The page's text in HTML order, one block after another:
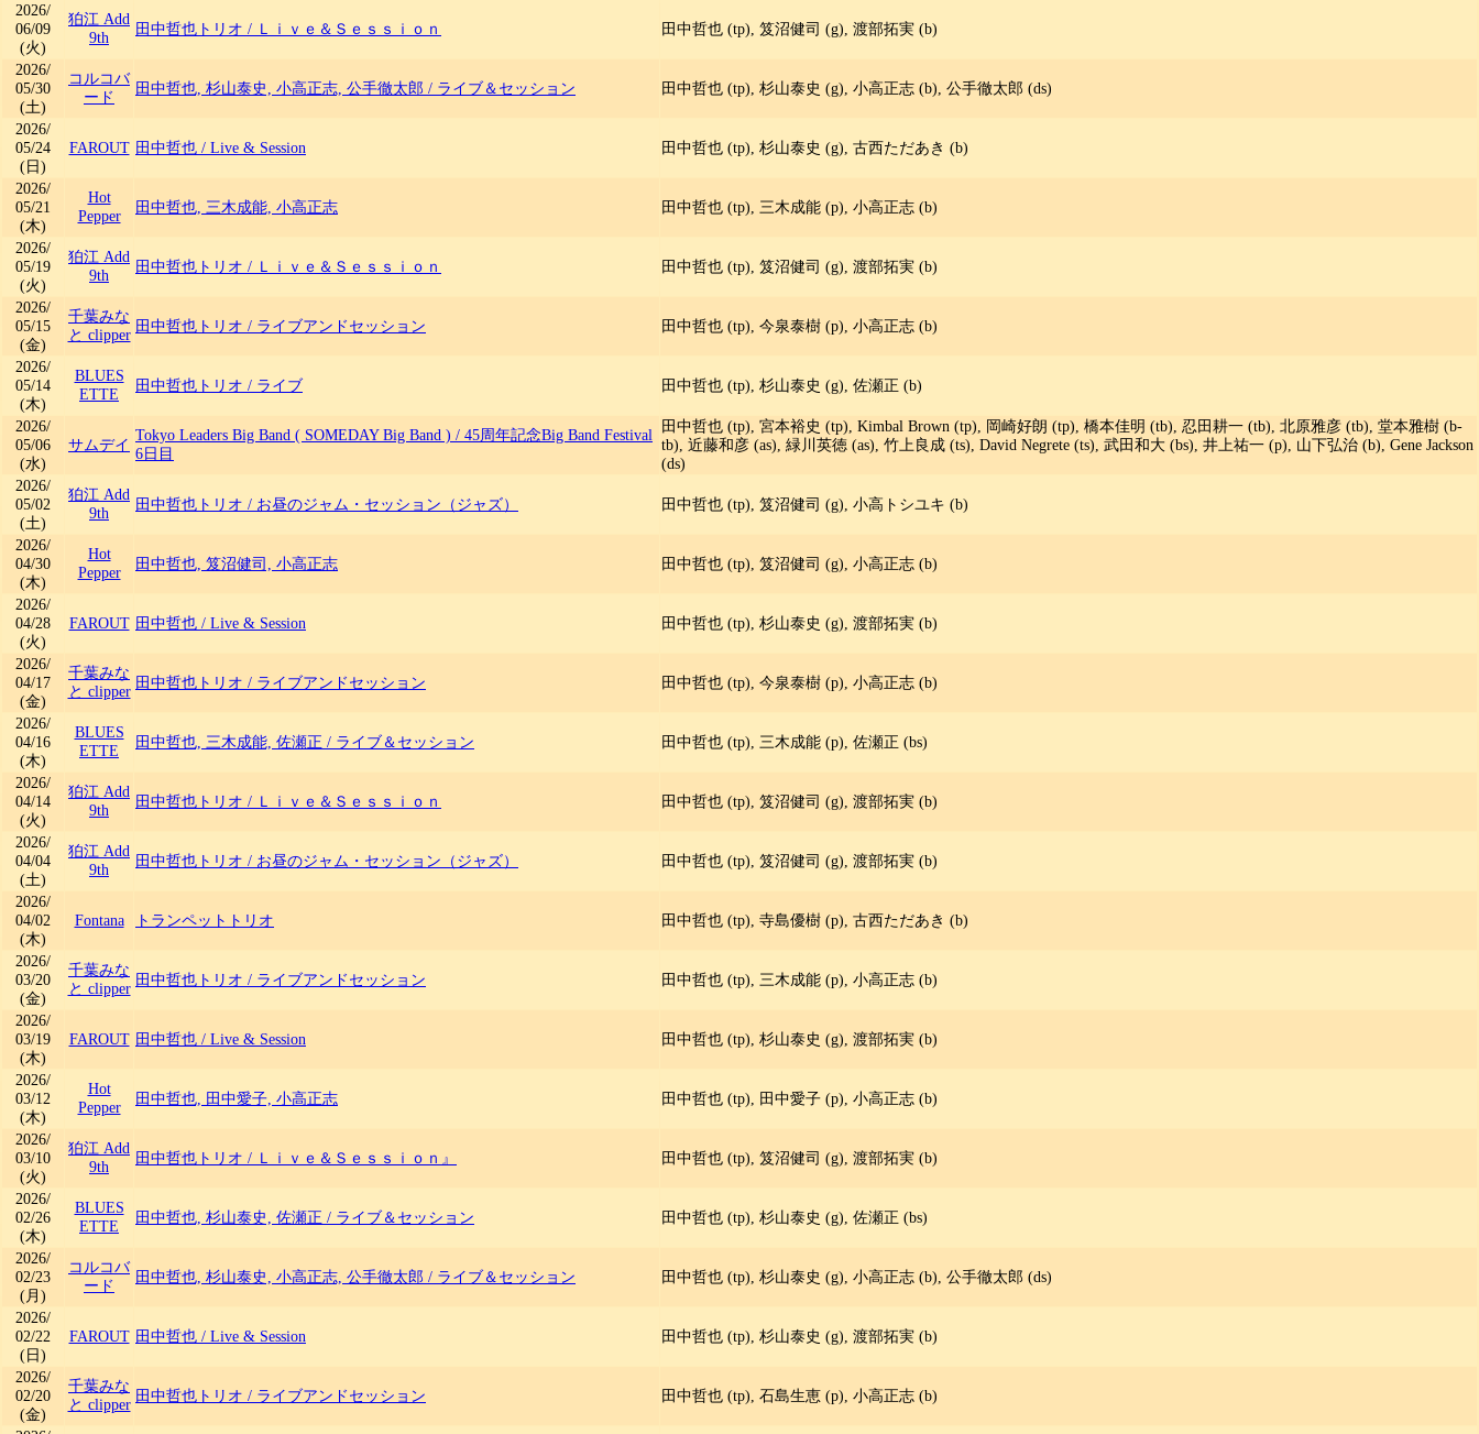
2026/
06/09
(火)
狛江 Add
9th
田中哲也トリオ / Ｌｉｖｅ＆Ｓｅｓｓｉｏｎ 田中哲也 (tp), 笈沼健司 (g), 渡部拓実 (b)
2026/
05/30
(土)
コルコバ
ード
田中哲也, 杉山泰史, 小高正志, 公手徹太郎 / ライブ＆セッション 田中哲也 (tp), 杉山泰史 (g), 小高正志 (b), 公手徹太郎 (ds)
2026/
05/24
(日)
FAROUT 田中哲也 / Live & Session 田中哲也 (tp), 杉山泰史 (g), 古西ただあき (b)
2026/
05/21
(木)
Hot
Pepper
田中哲也, 三木成能, 小高正志 田中哲也 (tp), 三木成能 (p), 小高正志 (b)
2026/
05/19
(火)
狛江 Add
9th
田中哲也トリオ / Ｌｉｖｅ＆Ｓｅｓｓｉｏｎ 田中哲也 (tp), 笈沼健司 (g), 渡部拓実 (b)
2026/
05/15
(金)
千葉みな
と clipper 田中哲也トリオ / ライブアンドセッション 田中哲也 (tp), 今泉泰樹 (p), 小高正志 (b)
2026/
05/14
(木)
BLUES
ETTE
田中哲也トリオ / ライブ 田中哲也 (tp), 杉山泰史 (g), 佐瀬正 (b)
2026/
05/06
(水)
サムデイ
Tokyo Leaders Big Band ( SOMEDAY Big Band ) / 45周年記念Big Band Festival
6日目
田中哲也 (tp), 宮本裕史 (tp), Kimbal Brown (tp), 岡崎好朗 (tp), 橋本佳明 (tb), 忍田耕一 (tb), 北原雅彦 (tb), 堂本雅樹 (b-
tb), 近藤和彦 (as), 緑川英徳 (as), 竹上良成 (ts), David Negrete (ts), 武田和大 (bs), 井上祐一 (p), 山下弘治 (b), Gene Jackson
(ds)
2026/
05/02
(土)
狛江 Add
9th
田中哲也トリオ / お昼のジャム・セッション（ジャズ） 田中哲也 (tp), 笈沼健司 (g), 小高トシユキ (b)
2026/
04/30
(木)
Hot
Pepper
田中哲也, 笈沼健司, 小高正志 田中哲也 (tp), 笈沼健司 (g), 小高正志 (b)
2026/
04/28
(火)
FAROUT 田中哲也 / Live & Session 田中哲也 (tp), 杉山泰史 (g), 渡部拓実 (b)
2026/
04/17
(金)
千葉みな
と clipper 田中哲也トリオ / ライブアンドセッション 田中哲也 (tp), 今泉泰樹 (p), 小高正志 (b)
2026/
04/16
(木)
BLUES
ETTE
田中哲也, 三木成能, 佐瀬正 / ライブ＆セッション 田中哲也 (tp), 三木成能 (p), 佐瀬正 (bs)
2026/
04/14
(火)
狛江 Add
9th
田中哲也トリオ / Ｌｉｖｅ＆Ｓｅｓｓｉｏｎ 田中哲也 (tp), 笈沼健司 (g), 渡部拓実 (b)
2026/
04/04
(土)
狛江 Add
9th
田中哲也トリオ / お昼のジャム・セッション（ジャズ） 田中哲也 (tp), 笈沼健司 (g), 渡部拓実 (b)
2026/
04/02
(木)
Fontana トランペットトリオ 田中哲也 (tp), 寺島優樹 (p), 古西ただあき (b)
2026/
03/20
(金)
千葉みな
と clipper 田中哲也トリオ / ライブアンドセッション 田中哲也 (tp), 三木成能 (p), 小高正志 (b)
2026/
03/19
(木)
FAROUT 田中哲也 / Live & Session 田中哲也 (tp), 杉山泰史 (g), 渡部拓実 (b)
2026/
03/12
(木)
Hot
Pepper
田中哲也, 田中愛子, 小高正志 田中哲也 (tp), 田中愛子 (p), 小高正志 (b)
2026/
03/10
(火)
狛江 Add
9th
田中哲也トリオ / Ｌｉｖｅ＆Ｓｅｓｓｉｏｎ』 田中哲也 (tp), 笈沼健司 (g), 渡部拓実 (b)
2026/
02/26
(木)
BLUES
ETTE
田中哲也, 杉山泰史, 佐瀬正 / ライブ＆セッション 田中哲也 (tp), 杉山泰史 (g), 佐瀬正 (bs)
2026/
02/23
(月)
コルコバ
ード
田中哲也, 杉山泰史, 小高正志, 公手徹太郎 / ライブ＆セッション 田中哲也 (tp), 杉山泰史 (g), 小高正志 (b), 公手徹太郎 (ds)
2026/
02/22
(日)
FAROUT 田中哲也 / Live & Session 田中哲也 (tp), 杉山泰史 (g), 渡部拓実 (b)
2026/
02/20
(金)
千葉みな
と clipper 田中哲也トリオ / ライブアンドセッション 田中哲也 (tp), 石島生恵 (p), 小高正志 (b)